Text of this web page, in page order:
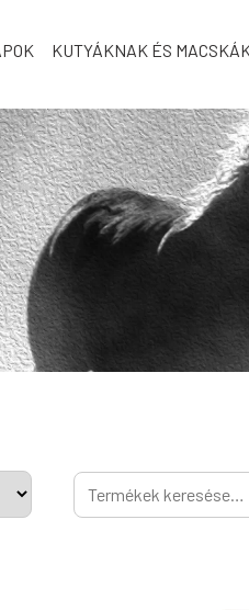
KUTYÁKNAK ÉS
Keresés
a